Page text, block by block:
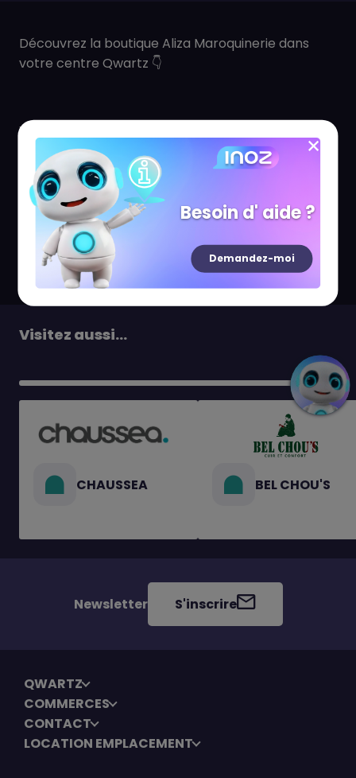
Découvrez la boutique Aliza Maroquinerie dans
votre centre Qwartz 👇
Votre boutique propose un large choix d'articles
de maroquinerie, accessoires, article de voyage
pour femme, hommes et enfants.
Vous y trouverez forcément votre bonheur avec
des sacs à main, portefeuilles, sacs à dos pour
enfants, du classique au plus branché et toujours à
petit prix.
Visitez aussi...
CHAUSSEA BEL CHOU'S
Newsletter S'inscrire
QWARTZ
COMMERCES
CONTACT
LOCATION EMPLACEMENT
Besoin d' aide ?
Demandez-moi